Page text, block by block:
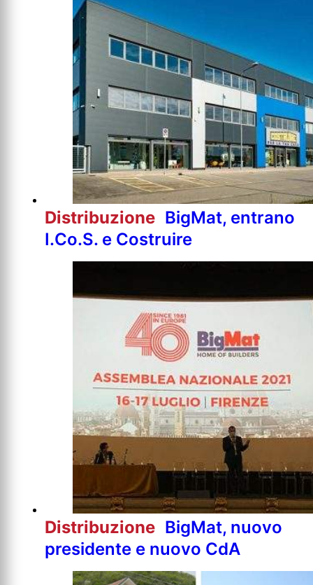
Distribuzione BigMat, entrano
I.Co.S. e Costruire
Distribuzione BigMat, nuovo
presidente e nuovo CdA